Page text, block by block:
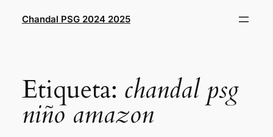
Chandal PSG 2024 2025
Etiqueta: chandal psg
niño amazon